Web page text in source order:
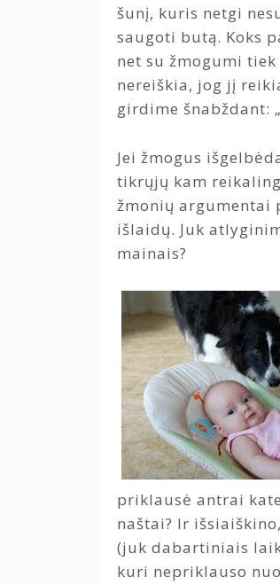
šunį, kuris netgi
saugoti butą. Koks
net su žmogumi
nereiškia, jog jį
girdime šnabždant:
Jei žmogus
tikrųjų kam
žmonių
išlaidų. Juk
mainais?
priklausė antrai
naštai? Ir
(juk dabartiniais
kuri nepriklauso